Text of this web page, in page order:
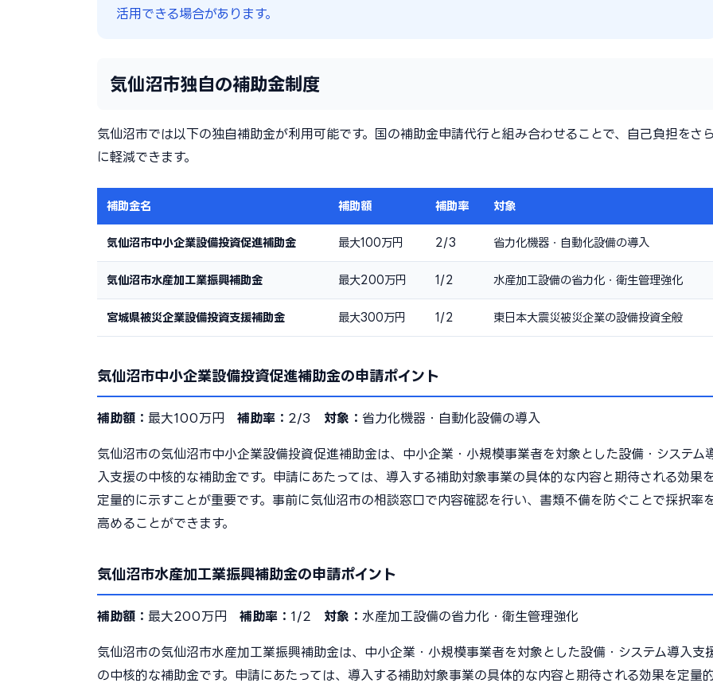
活用できる場合があります。
気仙沼市独自の補助金制度
気仙沼市では以下の独自補助金が利用可能です。国の補助金申請代行と組み合わせることで、自己負担をさら
に軽減できます。
補助金名 補助額 補助率 対象
気仙沼市中小企業設備投資促進補助金 最大100万円 2/3 省力化機器・自動化設備の導入
気仙沼市水産加工業振興補助金 最大200万円 1/2 水産加工設備の省力化・衛生管理強化
宮城県被災企業設備投資支援補助金 最大300万円 1/2 東日本大震災被災企業の設備投資全般
気仙沼市中小企業設備投資促進補助金の申請ポイント
補助額： 最大100万円 補助率： 2/3 対象： 省力化機器・自動化設備の導入
気仙沼市の気仙沼市中小企業設備投資促進補助金は、中小企業・小規模事業者を対象とした設備・システム
入支援の中核的な補助金です。申請にあたっては、導入する補助対象事業の具体的な内容と期待される効果を
定量的に示すことが重要です。事前に気仙沼市の相談窓口で内容確認を行い、書類不備を防ぐことで採択率
高めることができます。
気仙沼市水産加工業振興補助金の申請ポイント
補助額： 最大200万円 補助率： 1/2 対象： 水産加工設備の省力化・衛生管理強化
気仙沼市の気仙沼市水産加工業振興補助金は、中小企業・小規模事業者を対象とした設備・システム導入支
の中核的な補助金です。申請にあたっては、導入する補助対象事業の具体的な内容と期待される効果を定量